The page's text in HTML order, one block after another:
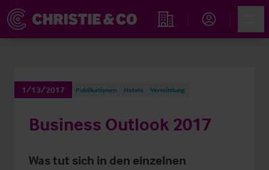
Immobiliensuche
1/13/2017 Publikationen Hotels Vermittlung
Business Outlook 2017
Was tut sich in den einzelnen